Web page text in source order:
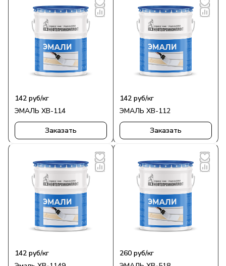
142 руб/кг
ЭМАЛЬ ХВ-114
Заказать
142 руб/кг
ЭМАЛЬ ХВ-112
Заказать
142 руб/кг
260 руб/кг